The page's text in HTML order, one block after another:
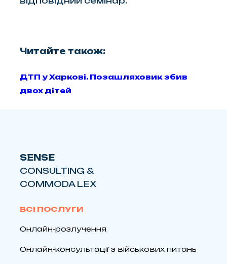
Читайте також:
ДТП у Харкові. Позашляховик збив
двох дітей
SENSE
CONSULTING &
COMMODA LEX
ВСІ ПОСЛУГИ
Онлайн-розлучення
Онлайн-консультації з військових питань